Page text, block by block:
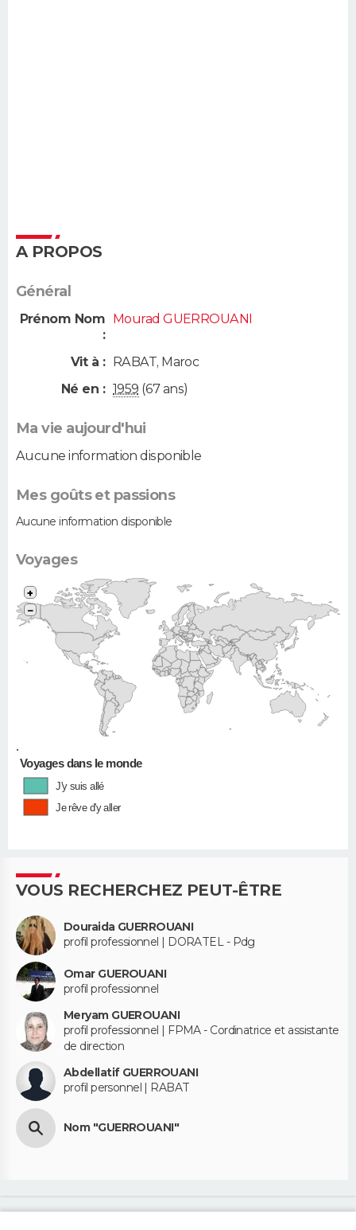
A PROPOS
Général
Prénom Nom
:
Mourad GUERROUANI
Vit à : RABAT, Maroc
Né en : 1959 (67 ans)
Ma vie aujourd'hui
Aucune information disponible
Mes goûts et passions
Aucune information disponible
Voyages
•
+
−
Voyages dans le monde
J'y suis allé
Je rêve d'y aller
VOUS RECHERCHEZ PEUT-ÊTRE
Douraida GUERROUANI
profil professionnel | DORATEL - Pdg
Omar GUEROUANI
profil professionnel
Meryam GUEROUANI
profil professionnel | FPMA - Cordinatrice et assistante
de direction
Abdellatif GUERROUANI
profil personnel | RABAT
Nom "GUERROUANI"